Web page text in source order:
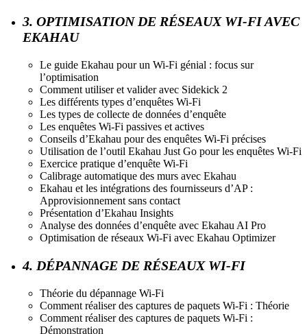
3. OPTIMISATION DE RÉSEAUX WI-FI AVEC
EKAHAU
Le guide Ekahau pour un Wi-Fi génial : focus sur
l’optimisation
Comment utiliser et valider avec Sidekick 2
Les différents types d’enquêtes Wi-Fi
Les types de collecte de données d’enquête
Les enquêtes Wi-Fi passives et actives
Conseils d’Ekahau pour des enquêtes Wi-Fi précises
Utilisation de l’outil Ekahau Just Go pour les enquêtes Wi-Fi
Exercice pratique d’enquête Wi-Fi
Calibrage automatique des murs avec Ekahau
Ekahau et les intégrations des fournisseurs d’AP :
Approvisionnement sans contact
Présentation d’Ekahau Insights
Analyse des données d’enquête avec Ekahau AI Pro
Optimisation de réseaux Wi-Fi avec Ekahau Optimizer
4. DÉPANNAGE DE RÉSEAUX WI-FI
Théorie du dépannage Wi-Fi
Comment réaliser des captures de paquets Wi-Fi : Théorie
Comment réaliser des captures de paquets Wi-Fi :
Démonstration